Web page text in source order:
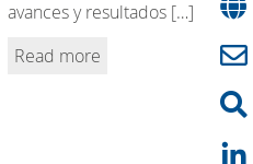
avances y resultados […]
Read more